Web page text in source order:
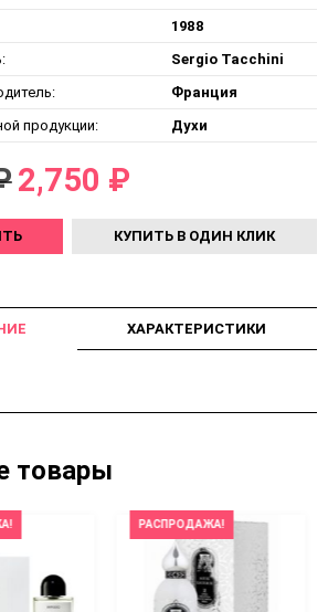
1988
Sergio Tacchini
Франция
продукции:
Духи
2,750 ₽
КУПИТЬ В ОДИН КЛИК
ХАРАКТЕРИСТИКИ
товары
РАСПРОДАЖА!